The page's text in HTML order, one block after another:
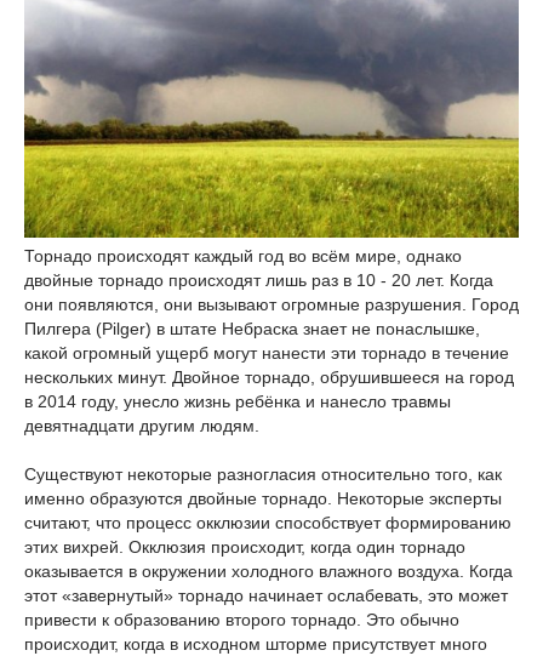
Торнадо происходят каждый год во всём мире, однако
двойные торнадо происходят лишь раз в 10 - 20 лет. Когда
они появляются, они вызывают огромные разрушения. Город
Пилгера (Pilger) в штате Небраска знает не понаслышке,
какой огромный ущерб могут нанести эти торнадо в течение
нескольких минут. Двойное торнадо, обрушившееся на город
в 2014 году, унесло жизнь ребёнка и нанесло травмы
девятнадцати другим людям.
Существуют некоторые разногласия относительно того, как
именно образуются двойные торнадо. Некоторые эксперты
считают, что процесс окклюзии способствует формированию
этих вихрей. Окклюзия происходит, когда один торнадо
оказывается в окружении холодного влажного воздуха. Когда
этот «завернутый» торнадо начинает ослабевать, это может
привести к образованию второго торнадо. Это обычно
происходит, когда в исходном шторме присутствует много